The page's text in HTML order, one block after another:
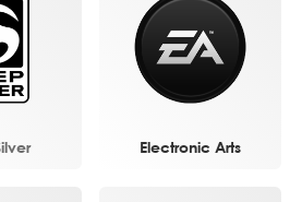
Electronic Arts